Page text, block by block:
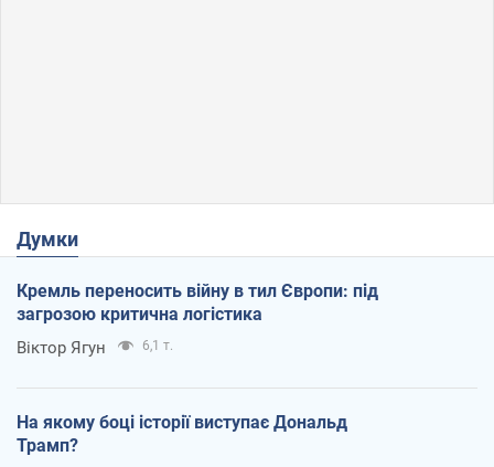
Думки
Кремль переносить війну в тил Європи: під
загрозою критична логістика
Віктор Ягун 6,1 т.
На якому боці історії виступає Дональд
Трамп?